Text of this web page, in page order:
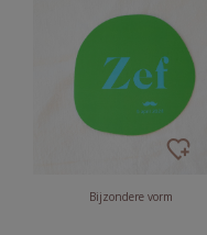
Bijzondere vorm